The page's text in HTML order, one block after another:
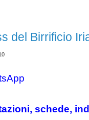
del Birrificio
schede,